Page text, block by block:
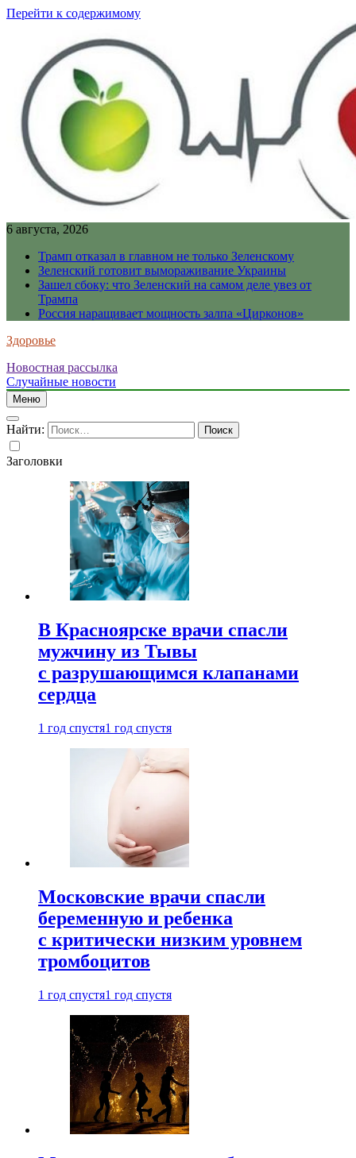
Перейти к содержимому
6 августа, 2026
Трамп отказал в главном не только Зеленскому
Зеленский готовит вымораживание Украины
Зашел сбоку: что Зеленский на самом деле увез от
Трампа
Россия наращивает мощность залпа «Цирконов»
Здоровье
Новостная рассылка
Случайные новости
Меню
Найти:
Заголовки
В Красноярске врачи спасли
мужчину из Тывы
с разрушающимся клапанами
сердца
1 год спустя1 год спустя
Московские врачи спасли
беременную и ребенка
с критически низким уровнем
тромбоцитов
1 год спустя1 год спустя